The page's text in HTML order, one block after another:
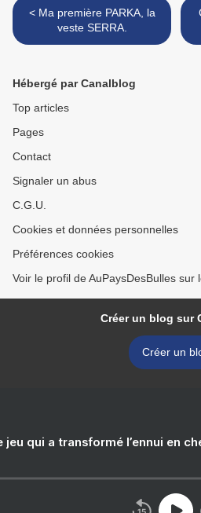
< Ma première PARKA, la
veste SERRA.
Hébergé par Canalblog
Top articles
Pages
Contact
Signaler un abus
C.G.U.
Cookies et données personnelles
Préférences cookies
Voir le profil de AuPaysDesBulles sur
Créer un blog sur
Créer un
jeu qui a transformé l’ennui en